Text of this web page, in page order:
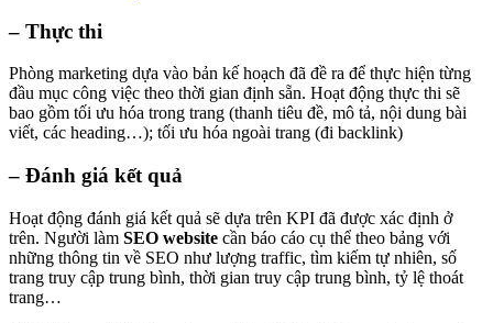
– Thực thi
Phòng marketing dựa vào bản kế hoạch đã đề ra để thực hiện từng
đầu mục công việc theo thời gian định sẵn. Hoạt động thực thi sẽ
bao gồm tối ưu hóa trong trang (thanh tiêu đề, mô tả, nội dung bài
viết, các heading…); tối ưu hóa ngoài trang (đi backlink)
– Đánh giá kết quả
Hoạt động đánh giá kết quả sẽ dựa trên KPI đã được xác định ở
trên. Người làm SEO website cần báo cáo cụ thể theo bảng với
những thông tin về SEO như lượng traffic, tìm kiếm tự nhiên, số
trang truy cập trung bình, thời gian truy cập trung bình, tỷ lệ thoát
trang…